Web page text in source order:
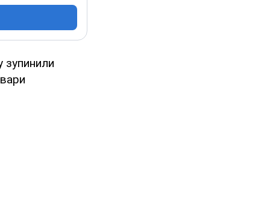
зупинили